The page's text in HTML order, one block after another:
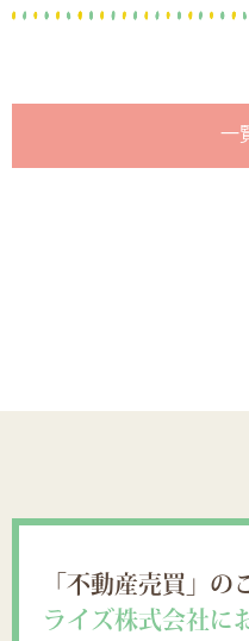
一
「不動産売買」の
ライズ株式会社に